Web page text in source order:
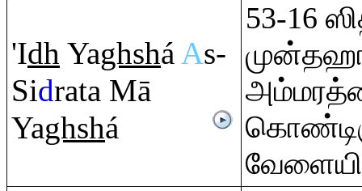
'Idh YaghsháAs-
Sidrata Mā
Yaghshá
53-16